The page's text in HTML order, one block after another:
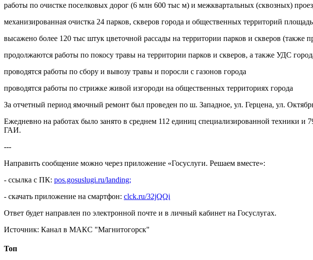
работы по очистке поселковых дорог (6 млн 600 тыс м) и межквартальных (сквозных)
механизированная очистка 24 парков, скверов города и общественных территорий
высажено более 120 тыс штук цветочной рассады на территории парков и скверов (также
продолжаются работы по покосу травы на территории парков и скверов, а также УДС
проводятся работы по сбору и вывозу травы и поросли с газонов города
проводятся работы по стрижке живой изгороди на общественных территориях города
За отчетный период ямочный ремонт был проведен по ш. Западное, ул. Герцена, ул.
Ежедневно на работах было занято в среднем 112 единиц специализированной техники
ГАИ.
---
Направить сообщение можно через приложение «Госуслуги. Решаем вместе»:
- ссылка с ПК: pos.gosuslugi.ru/landing;
- скачать приложение на смартфон: clck.ru/32jQQi
Ответ будет направлен по электронной почте и в личный кабинет на Госуслугах.
Источник: Канал в МАКС "Магнитогорск"
Топ